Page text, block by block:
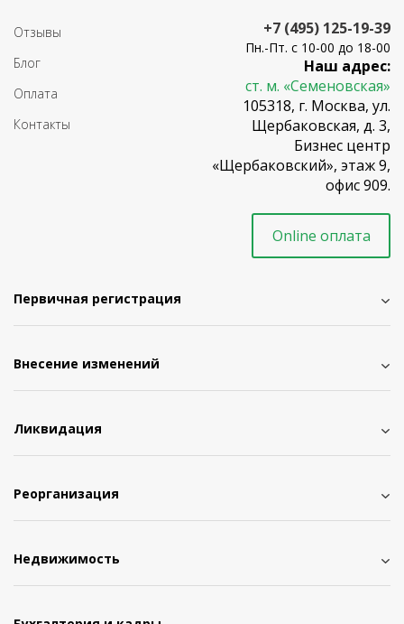
Отзывы
Блог
Оплата
Контакты
+7 (495) 125-19-39
Пн.-Пт. с 10-00 до 18-00
Наш адрес:
ст. м. «Семеновская»
105318, г. Москва, ул.
Щербаковская, д. 3,
Бизнес центр
«Щербаковский», этаж 9,
офис 909.
Online оплата
Первичная регистрация
Внесение изменений
Ликвидация
Реорганизация
Недвижимость